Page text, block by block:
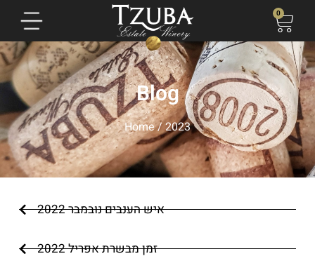
0
Blog
Home/ 2023
איש הענבים נובמבר 2022
זמן מבשרת אפריל 2022